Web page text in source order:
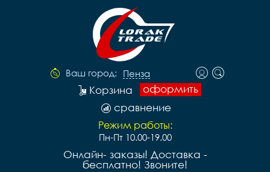
Ваш город: Пенза
оформить
Корзина
сравнение
Режим работы:
Пн-Пт 10.00-19.00
Онлайн- заказы! Доставка -
бесплатно! Звоните!